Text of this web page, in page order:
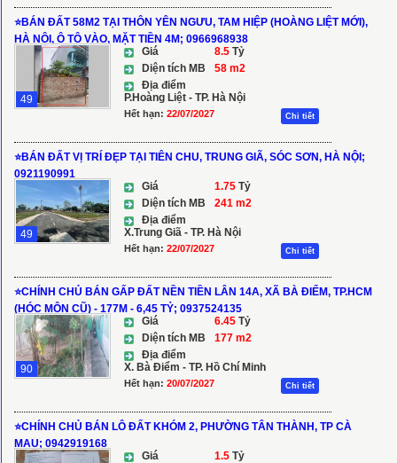
⭐️BÁN ĐẤT 58M2 TẠI THÔN YÊN NGƯU, TAM HIỆP (HOÀNG LIỆT MỚI),
HÀ NỘI, Ô TÔ VÀO, MẶT TIỀN 4M; 0966968938
49
Giá 8.5 Tỷ
Diện tích MB
58 m2
Địa điểm
P.Hoàng Liệt - TP. Hà Nội
Hết hạn: 22/07/2027 Chi tiết
⭐️BÁN ĐẤT VỊ TRÍ ĐẸP TẠI TIÊN CHU, TRUNG GIÃ, SÓC SƠN, HÀ NỘI;
0921190991
49
Giá 1.75 Tỷ
Diện tích MB
241 m2
Địa điểm
X.Trung Giã - TP. Hà Nội
Hết hạn: 22/07/2027 Chi tiết
⭐️CHÍNH CHỦ BÁN GẤP ĐẤT NỀN TIỀN LÂN 14A, XÃ BÀ ĐIỂM, TP.HCM
(HÓC MÔN CŨ) - 177M - 6,45 TỶ; 0937524135
90
Giá 6.45 Tỷ
Diện tích MB
177 m2
Địa điểm
X. Bà Điểm - TP. Hồ Chí Minh
Hết hạn: 20/07/2027 Chi tiết
⭐️CHÍNH CHỦ BÁN LÔ ĐẤT KHÓM 2, PHƯỜNG TÂN THÀNH, TP CÀ
MAU; 0942919168
Giá 1.5 Tỷ